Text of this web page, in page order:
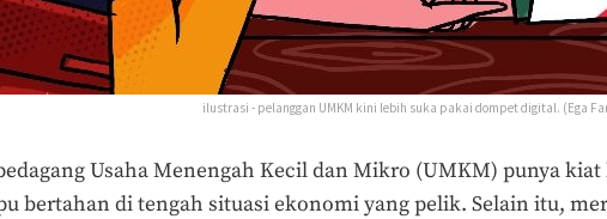
ilustrasi - pelanggan UMKM kini lebih suka pakai dompet digital. (Ega
Usaha Menengah Kecil dan Mikro (UMKM) punya kiat
bertahan di tengah situasi ekonomi yang pelik. Selain itu,